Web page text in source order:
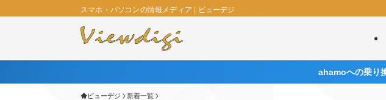
スマホ・パソコンの情報メディア | ビューデジ
ahamoへの乗り
ビューデジ 新着一覧